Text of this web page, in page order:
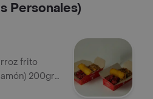
Personales)
frito
200gr
salsa